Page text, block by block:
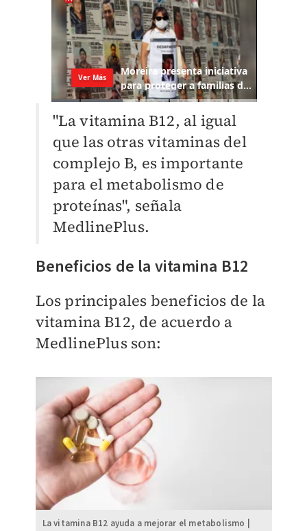
"La vitamina B12, al igual
que las otras vitaminas del
complejo B, es importante
para el metabolismo de
proteínas", señala
MedlinePlus.
Beneficios de la vitamina B12
Los principales beneficios de la
vitamina B12, de acuerdo a
MedlinePlus son:
La vitamina B12 ayuda a mejorar el metabolismo |